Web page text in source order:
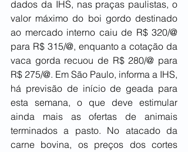
dados da IHS, nas praças paulistas, o
valor máximo do boi gordo destinado
ao mercado interno caiu de R$ 320/@
para R$ 315/@, enquanto a cotação da
vaca gorda recuou de R$ 280/@ para
R$ 275/@. Em São Paulo, informa a IHS,
há previsão de início de geada para
esta semana, o que deve estimular
ainda mais as ofertas de animais
terminados a pasto. No atacado da
carne bovina, os preços dos cortes